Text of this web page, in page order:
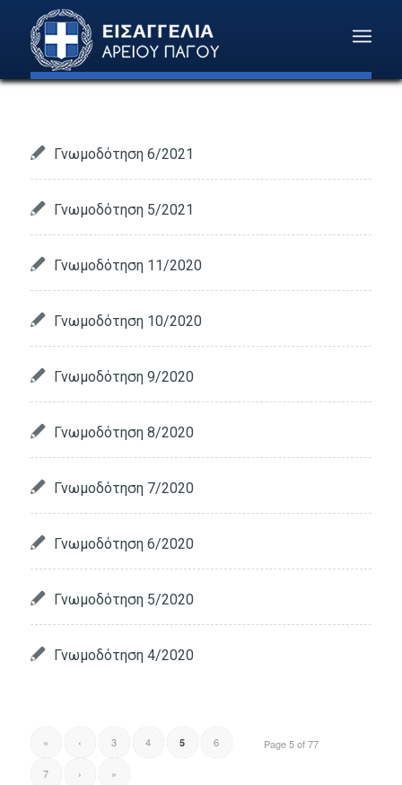
Γνωμοδότηση 6/2021
Γνωμοδότηση 5/2021
Γνωμοδότηση 11/2020
Γνωμοδότηση 10/2020
Γνωμοδότηση 9/2020
Γνωμοδότηση 8/2020
Γνωμοδότηση 7/2020
Γνωμοδότηση 6/2020
Γνωμοδότηση 5/2020
Γνωμοδότηση 4/2020
Page 5 of 77
« ‹ 3 4 5 6
7 › »